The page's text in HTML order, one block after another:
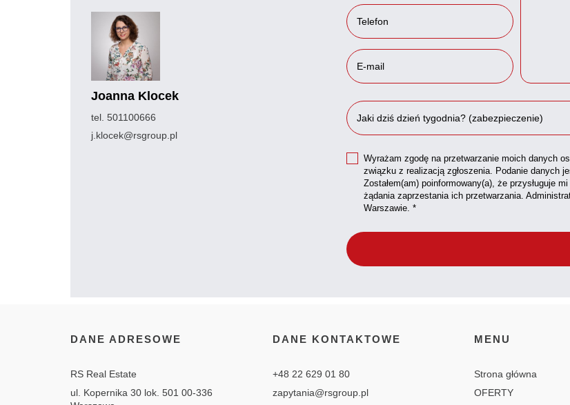
Joanna Klocek
tel. 501100666
j.klocek@rsgroup.pl
Wyrażam zgodę na przetwarzanie moich danych
związku z realizacją zgłoszenia. Podanie danych
Zostałem(am) poinformowany(a), że przysługuje
żądania zaprzestania ich przetwarzania.
Warszawie. *
DANE ADRESOWE
RS Real Estate
ul. Kopernika 30 lok. 501 00-336
DANE KONTAKTOWE
+48 22 629 01 80
zapytania@rsgroup.pl
MENU
Strona główna
OFERTY